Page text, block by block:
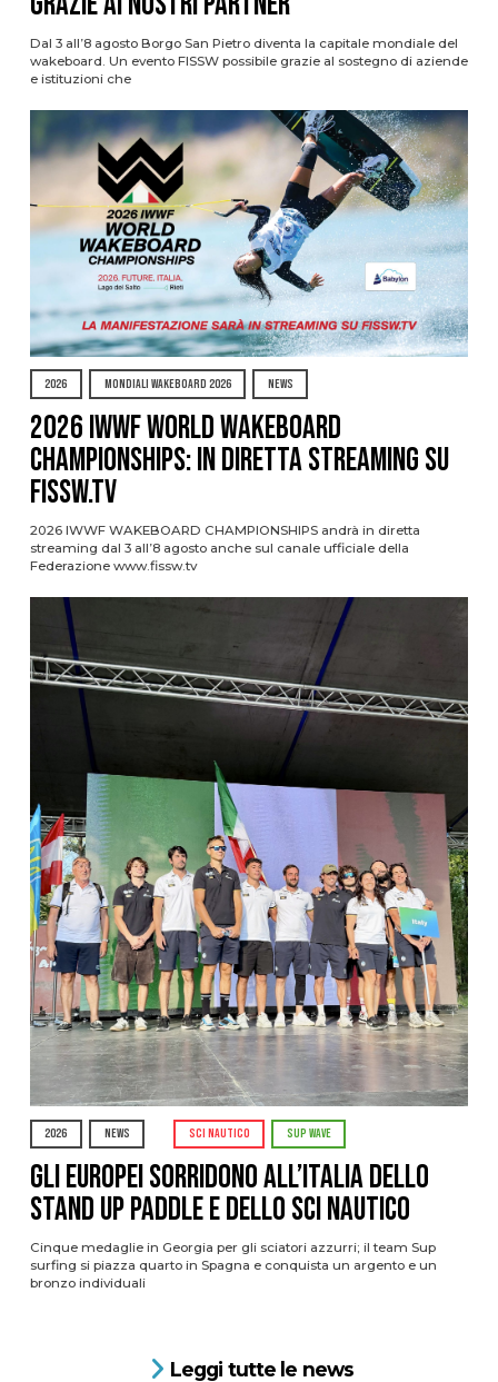
Dal 3 all’8 agosto Borgo San Pietro diventa la capitale mondiale del
wakeboard. Un evento FISSW possibile grazie al sostegno di aziende
e istituzioni che
2026 MONDIALI WAKEBOARD 2026 NEWS
2026 IWWF WORLD WAKEBOARD
CHAMPIONSHIPS: IN DIRETTA STREAMING SU
FISSW.TV
2026 IWWF WAKEBOARD CHAMPIONSHIPS andrà in diretta
streaming dal 3 all’8 agosto anche sul canale ufficiale della
Federazione www.fissw.tv
2026 NEWS SCI NAUTICO SUP WAVE
Gli Europei sorridono all’Italia dello
stand up paddle e dello sci nautico
Cinque medaglie in Georgia per gli sciatori azzurri; il team Sup
surfing si piazza quarto in Spagna e conquista un argento e un
bronzo individuali
Leggi tutte le news